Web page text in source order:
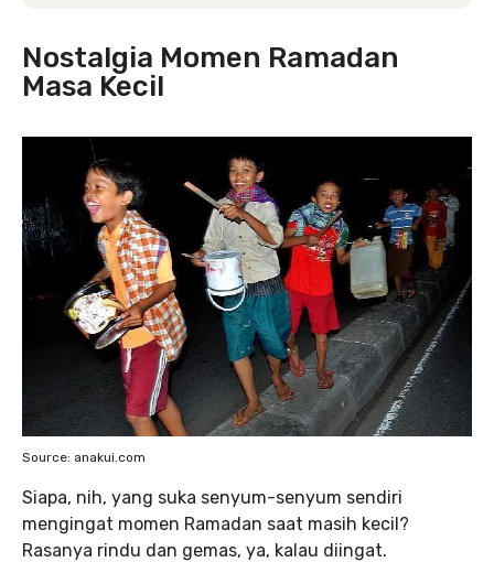
Nostalgia Momen Ramadan
Masa Kecil
Source: anakui.com
Siapa, nih, yang suka senyum-senyum sendiri
mengingat momen Ramadan saat masih kecil?
Rasanya rindu dan gemas, ya, kalau diingat.